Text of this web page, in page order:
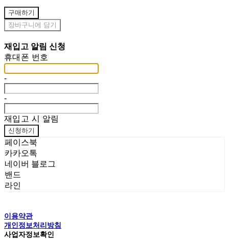
구매하기
장바구니에 담기
재입고 알림 신청
휴대폰 번호
-
-
재입고 시 알림
신청하기
페이스북
카카오톡
네이버 블로그
밴드
라인
이용약관
개인정보처리방침
사업자정보확인